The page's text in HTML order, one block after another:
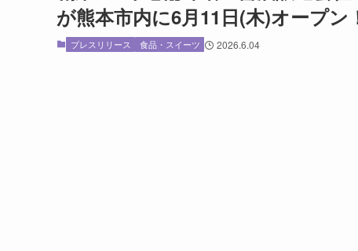
が熊本市内に6月11日(木)オープン
プレスリリース 食品・スイーツ 2026.6.04